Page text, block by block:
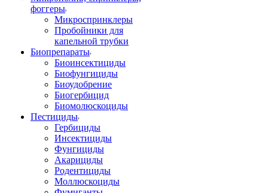
фоггеры
Микроспринклеры
Пробойники для
капельной трубки
Биопрепараты
Биоинсектициды
Биофунгициды
Биоудобрение
Биогербицид
Биомолюскоциды
Пестициды
Гербициды
Инсектициды
Фунгициды
Акарициды
Родентициды
Моллюскоциды